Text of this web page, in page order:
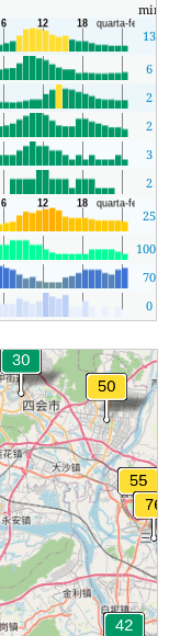
min
13
6
2
2
3
2
25
1005
70
0